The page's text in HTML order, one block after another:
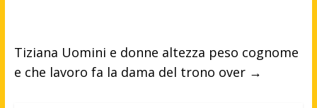
Tiziana Uomini e donne altezza peso cognome
e che lavoro fa la dama del trono over →